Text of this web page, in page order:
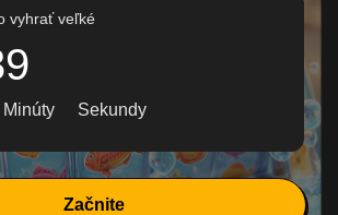
vyhrať veľké
Minúty Sekundy
Začnite